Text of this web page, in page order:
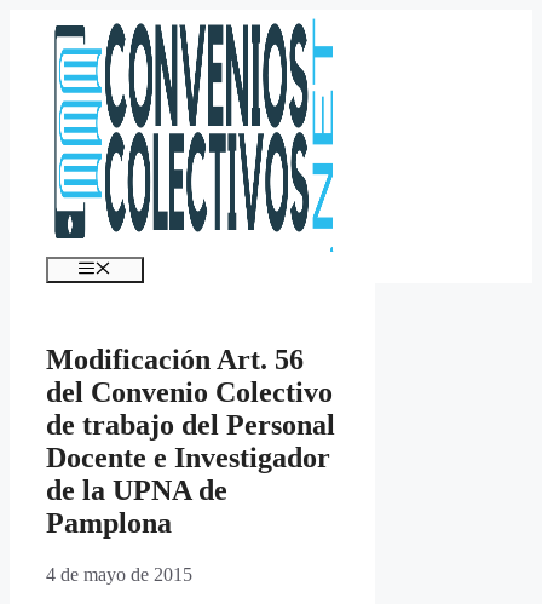
contenido
Menú
Modificación Art. 56
del Convenio Colectivo
de trabajo del Personal
Docente e Investigador
de la UPNA de
Pamplona
4 de mayo de 2015